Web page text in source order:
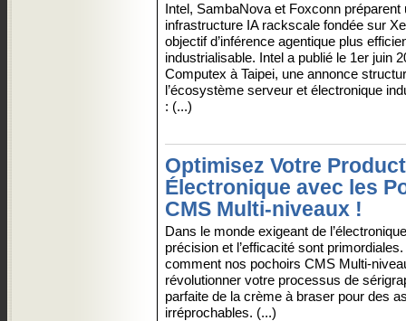
Intel, SambaNova et Foxconn préparent
infrastructure IA rackscale fondée sur
objectif d’inférence agentique plus
industrialisable. Intel a publié le 1er juin
Computex à Taipei, une annonce
l’écosystème serveur et électronique
: (...)
Optimisez Votre
Électronique avec les
CMS Multi-niveaux !
Dans le monde exigeant de
précision et l’efficacité sont
comment nos pochoirs CMS Multi-
révolutionner votre processus de
parfaite de la crème à braser pour des
irréprochables. (...)